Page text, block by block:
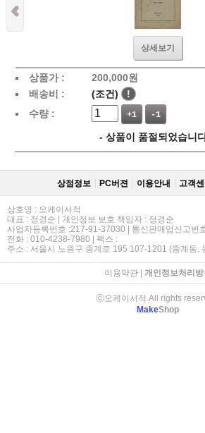
상세보기
상품가 : 200,000원
배송비 :
(조건)
!
수량 :
+1 -1
- 상품이 품절되었습니
상점정보 PC버젼 이용안내 고객센
상호명 : 오케이서적
대표 : 정경순 | 개인정보 보호 책임자 : 정경순
사업자등록번호 :217-91-37030 | 통신판매업신고번
전화 : 010-4238-7980 | 팩스 :
주소 : 서울시 노원구 중계로 195 107-1201 (중계동,
이용약관| 개인정보처리방
ⓒ오케이서적 All rights
MakeShop